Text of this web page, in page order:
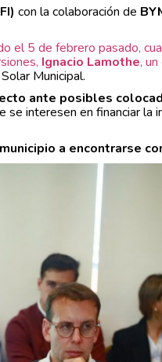
con la colaboración de
el 5 de febrero pasado,
Ignacio Lamothe,
Municipal.
ante posibles
interesen en financiar la
a encontrarse